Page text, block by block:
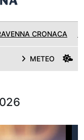
CRONACA
METEO